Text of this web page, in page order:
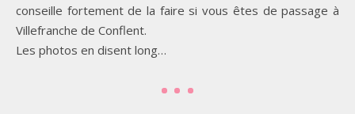
conseille fortement de la faire si vous êtes de passage à
Villefranche de Conflent.
Les photos en disent long…